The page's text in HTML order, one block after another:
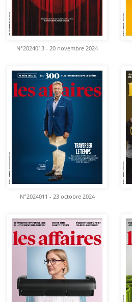
N°2024013 - 20 novembre 2024
N°2024011 - 23 octobre 2024